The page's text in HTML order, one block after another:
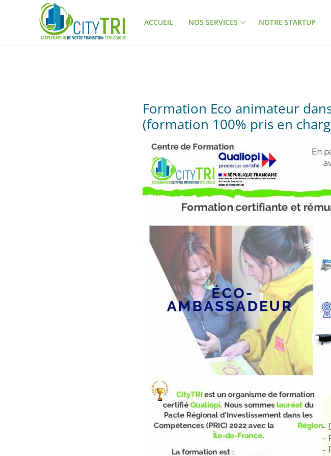
ACCUEIL NOS SERVICES NOTRE STARTUP
Formation Eco animateur
(formation 100% pris en